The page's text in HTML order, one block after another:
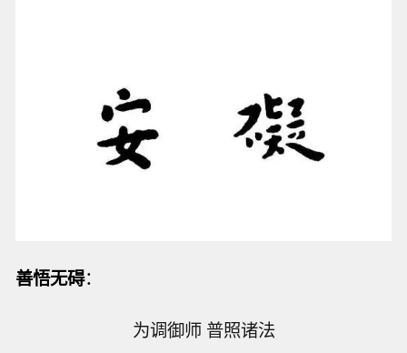
善悟无碍：
为调御师 普照诸法